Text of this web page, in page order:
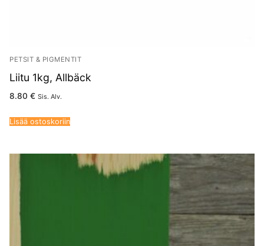
PETSIT & PIGMENTIT
Liitu 1kg, Allbäck
8.80 € Sis. Alv.
Lisää ostoskoriin